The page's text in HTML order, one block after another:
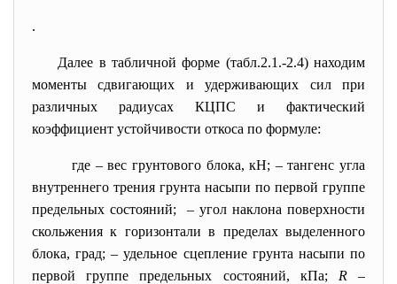
.
Далее в табличной форме (табл.2.1.-2.4) находим
моменты сдвигающих и удерживающих сил при
различных радиусах КЦПС и фактический
коэффициент устойчивости откоса по формуле:
где – вес грунтового блока, кН; – тангенс угла
внутреннего трения грунта насыпи по первой группе
предельных состояний; – угол наклона поверхности
скольжения к горизонтали в пределах выделенного
блока, град; – удельное сцепление грунта насыпи по
первой группе предельных состояний, кПа; R–